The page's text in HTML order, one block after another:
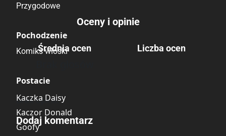
Przygodowe
Pochodzenie
Komiks włoski
Postacie
Kaczka Daisy
Kaczor Donald
Goofy
Oceny i opinie
Średnia ocen Liczba ocen
Brak opinii.
Dodaj komentarz